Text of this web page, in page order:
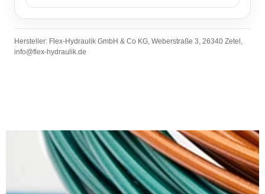
Hersteller: Flex-Hydraulik GmbH & Co KG, Weberstraße 3, 26340 Zetel,
info@flex-hydraulik.de